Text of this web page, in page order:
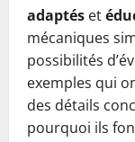
adaptés et
mécaniques
possibilités
exemples qui
des détails
pourquoi ils